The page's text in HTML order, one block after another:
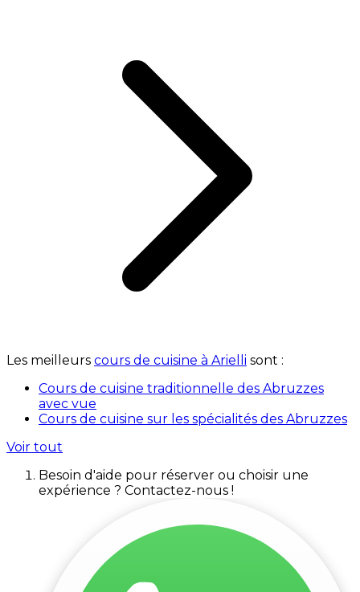
Les meilleurs cours de cuisine à Arielli sont :
Cours de cuisine traditionnelle des Abruzzes
avec vue
Cours de cuisine sur les spécialités des Abruzzes
Voir tout
Besoin d'aide pour réserver ou choisir une
expérience ? Contactez-nous !